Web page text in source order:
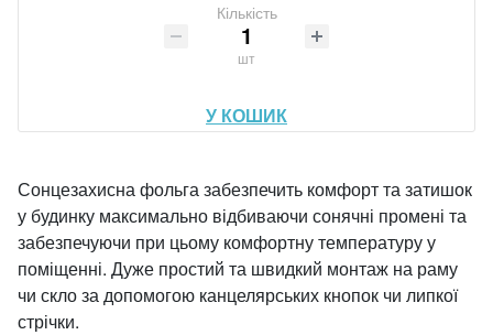
Кількість
шт
У КОШИК
Сонцезахисна фольга забезпечить комфорт та затишок
у будинку максимально відбиваючи сонячні промені та
забезпечуючи при цьому комфортну температуру у
поміщенні. Дуже простий та швидкий монтаж на раму
чи скло за допомогою канцелярських кнопок чи липкої
стрічки.